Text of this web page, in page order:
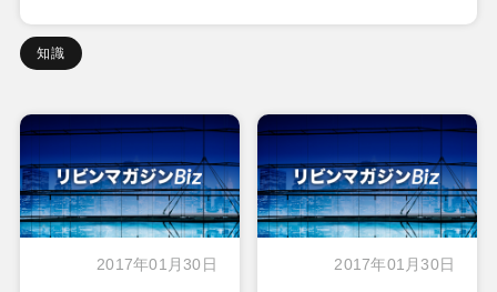
知識
2017年01月30日 2017年01月30日